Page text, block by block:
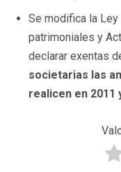
Se modifica la
patrimoniales y
declarar exentas
societarias las
realicen en 2011